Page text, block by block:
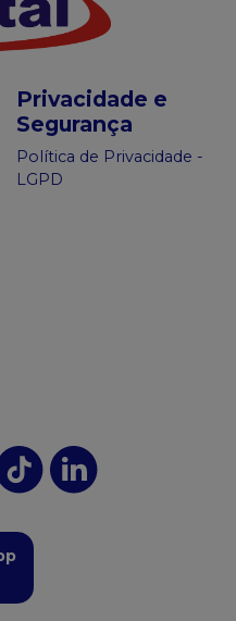
Privacidade e
Segurança
Política de Privacidade -
LGPD